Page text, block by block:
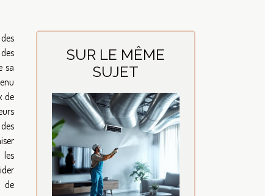
sa
de
de
SUR LE MÊME
SUJET